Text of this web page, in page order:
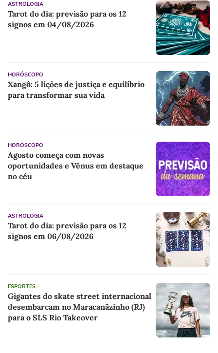
ASTROLOGIA
Tarot do dia: previsão para os 12
signos em 04/08/2026
HORÓSCOPO
Xangô: 5 lições de justiça e equilíbrio
para transformar sua vida
HORÓSCOPO
Agosto começa com novas
oportunidades e Vênus em destaque
no céu
ASTROLOGIA
Tarot do dia: previsão para os 12
signos em 06/08/2026
ESPORTES
Gigantes do skate street internacional
desembarcam no Maracanãzinho (RJ)
para o SLS Rio Takeover